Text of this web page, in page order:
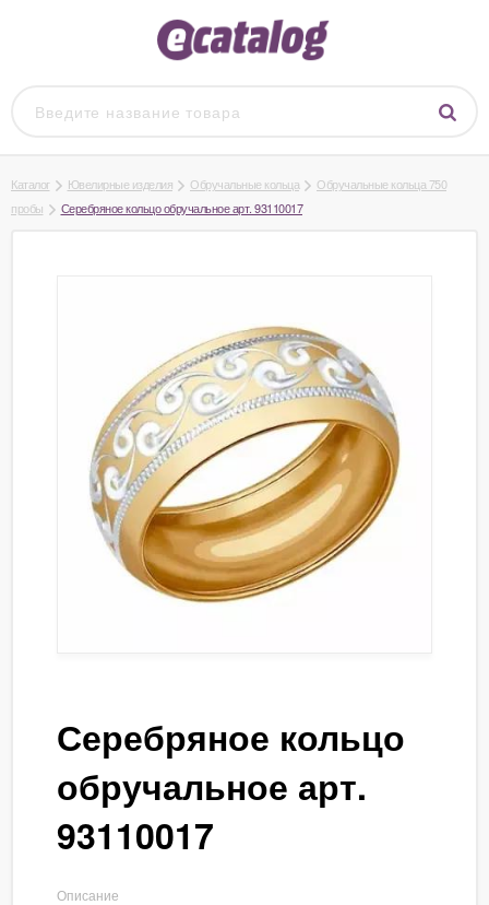
Каталог Ювелирные изделия Обручальные кольца
Обручальные кольца 750
пробы
Серебряное кольцо обручальное арт. 93110017
Серебряное кольцо
обручальное арт.
93110017
Описание